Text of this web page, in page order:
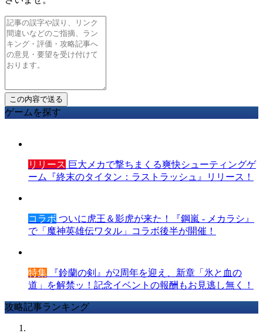
ゲームを探す
リリース 巨大メカで撃ちまくる爽快シューティングゲ
ーム『終末のタイタン：ラストラッシュ』リリース！
コラボ ついに虎王＆影虎が来た！『鋼嵐 - メカラシ』
で「魔神英雄伝ワタル」コラボ後半が開催！
特集 『鈴蘭の剣』が2周年を迎え、新章「氷と血の
道」を解禁ッ！記念イベントの報酬もお見逃し無く！
攻略記事ランキング